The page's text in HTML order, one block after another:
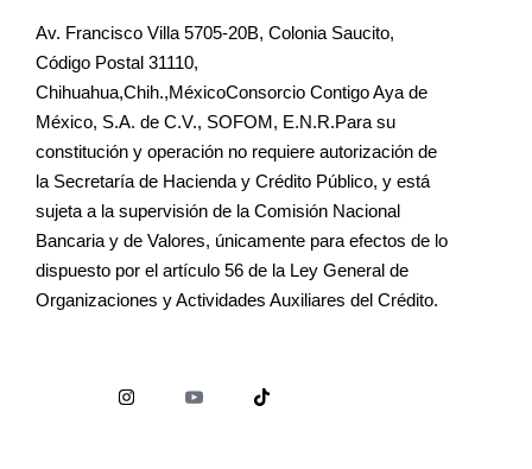
Av. Francisco Villa 5705-20B, Colonia Saucito,
Código Postal 31110,
Chihuahua,Chih.,MéxicoConsorcio Contigo Aya de
México, S.A. de C.V., SOFOM, E.N.R.Para su
constitución y operación no requiere autorización de
la Secretaría de Hacienda y Crédito Público, y está
sujeta a la supervisión de la Comisión Nacional
Bancaria y de Valores, únicamente para efectos de lo
dispuesto por el artículo 56 de la Ley General de
Organizaciones y Actividades Auxiliares del Crédito.